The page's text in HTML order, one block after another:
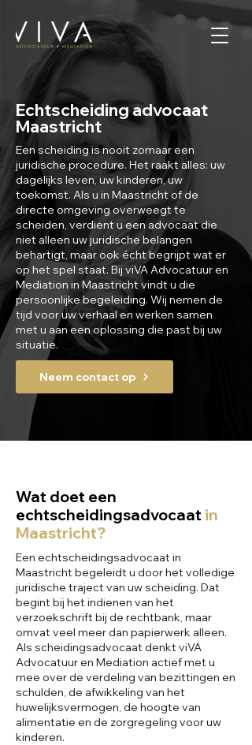
Echtscheiding advocaat
Maastricht
Een scheiding is nooit zomaar een
juridische procedure. Het raakt alles: uw
dagelijks leven, uw kinderen, uw
toekomst. Als u in Maastricht of de
directe omgeving overweegt te
scheiden, verdient u een advocaat die
niet alleen uw juridische belangen
behartigt, maar ook écht begrijpt wat er
op het spel staat. Bij viVA Advocatuur en
Mediation in Maastricht vindt u die
persoonlijke begeleiding. Wij nemen de
tijd voor uw verhaal en werken samen
met u aan een oplossing die past bij uw
situatie.
Neem contact op
Wat doet een
echtscheidingsadvocaat in
Maastricht?
Een echtscheidingsadvocaat in
Maastricht begeleidt u door het volledige
juridische traject van uw scheiding. Dat
begint bij het indienen van het
verzoekschrift bij de rechtbank, maar
omvat veel meer dan papierwerk alleen.
Als scheidingsadvocaat denkt viVA
Advocatuur en Mediation actief met u
mee over de verdeling van bezittingen en
schulden, de afwikkeling van het
huwelijksvermogen, de hoogte van
alimentatie en de zorgregeling voor uw
kinderen.